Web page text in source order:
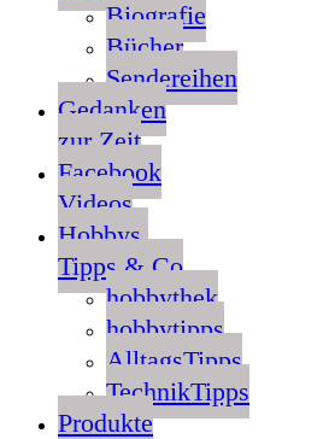
Biografie
Bücher
Sendereihen
Gedanken
zur Zeit
Facebook
Videos
Hobbys,
Tipps & Co
hobbythek
hobbytipps
AlltagsTipps
TechnikTipps
Produkte